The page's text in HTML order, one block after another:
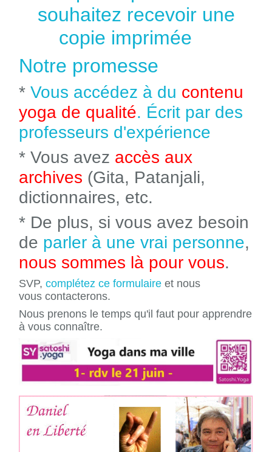
souhaitez recevoir une
copie imprimée
Notre promesse
* Vous accédez à du contenu
yoga de qualité. Écrit par des
professeurs d'expérience
* Vous avez accès aux
archives (Gita, Patanjali,
dictionnaires, etc.
* De plus, si vous avez besoin
de parler à une vrai personne,
nous sommes là pour vous.
SVP, complétez ce formulaire et nous
vous contacterons.
Nous prenons le temps qu'il faut pour apprendre
à vous connaître.